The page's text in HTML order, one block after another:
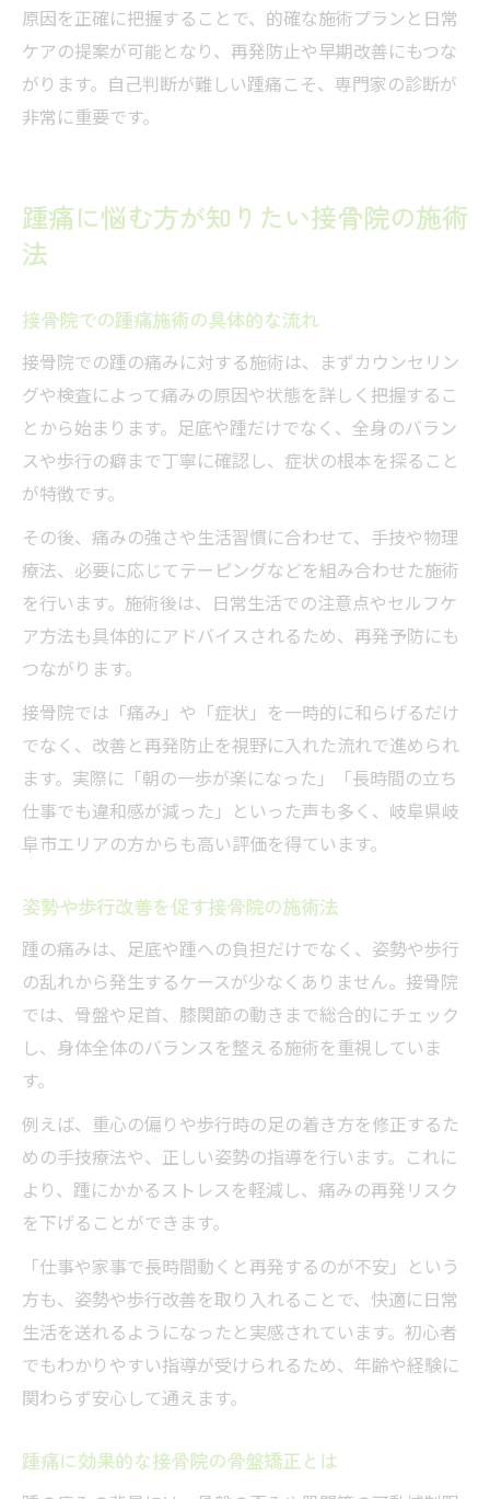
原因を正確に把握することで、的確な施術プランと日常
ケアの提案が可能となり、再発防止や早期改善にもつな
がります。自己判断が難しい踵痛こそ、専門家の診断が
非常に重要です。
踵痛に悩む方が知りたい接骨院の施術
法
接骨院での踵痛施術の具体的な流れ
接骨院での踵の痛みに対する施術は、まずカウンセリン
グや検査によって痛みの原因や状態を詳しく把握するこ
とから始まります。足底や踵だけでなく、全身のバラン
スや歩行の癖まで丁寧に確認し、症状の根本を探ること
が特徴です。
その後、痛みの強さや生活習慣に合わせて、手技や物理
療法、必要に応じてテーピングなどを組み合わせた施術
を行います。施術後は、日常生活での注意点やセルフケ
ア方法も具体的にアドバイスされるため、再発予防にも
つながります。
接骨院では「痛み」や「症状」を一時的に和らげるだけ
でなく、改善と再発防止を視野に入れた流れで進められ
ます。実際に「朝の一歩が楽になった」「長時間の立ち
仕事でも違和感が減った」といった声も多く、岐阜県岐
阜市エリアの方からも高い評価を得ています。
姿勢や歩行改善を促す接骨院の施術法
踵の痛みは、足底や踵への負担だけでなく、姿勢や歩行
の乱れから発生するケースが少なくありません。接骨院
では、骨盤や足首、膝関節の動きまで総合的にチェック
し、身体全体のバランスを整える施術を重視していま
す。
例えば、重心の偏りや歩行時の足の着き方を修正するた
めの手技療法や、正しい姿勢の指導を行います。これに
より、踵にかかるストレスを軽減し、痛みの再発リスク
を下げることができます。
「仕事や家事で長時間動くと再発するのが不安」という
方も、姿勢や歩行改善を取り入れることで、快適に日常
生活を送れるようになったと実感されています。初心者
でもわかりやすい指導が受けられるため、年齢や経験に
関わらず安心して通えます。
踵痛に効果的な接骨院の骨盤矯正とは